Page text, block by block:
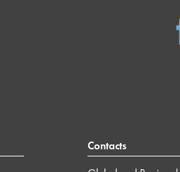
Contacts